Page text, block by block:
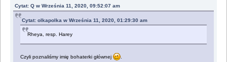
Cytat: Q w Września 11, 2020, 09:52:07 am
Cytat: olkapolka w Września 11, 2020, 01:29:30 am
Rheya, resp. Harey
Czyli poznaliśmy imię bohaterki głównej .